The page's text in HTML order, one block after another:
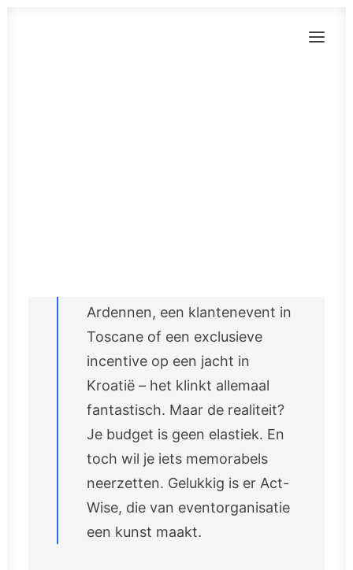
Ardennen, een klantenevent in
Toscane of een exclusieve
incentive op een jacht in
Kroatië – het klinkt allemaal
fantastisch. Maar de realiteit?
Je budget is geen elastiek. En
toch wil je iets memorabels
neerzetten. Gelukkig is er Act-
Wise, die van eventorganisatie
een kunst maakt.